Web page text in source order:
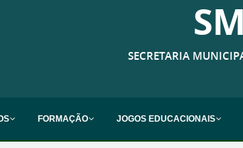
SECRETARIA
FORMAÇÃO JOGOS EDUCACIONAIS